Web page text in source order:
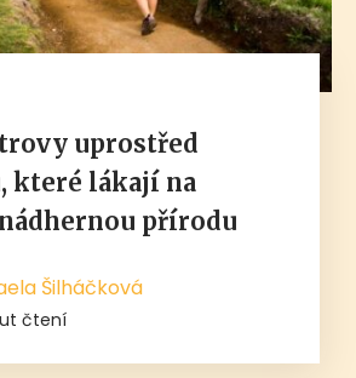
uprostřed
které lákají na
přírodu
Šilháčková
čtení